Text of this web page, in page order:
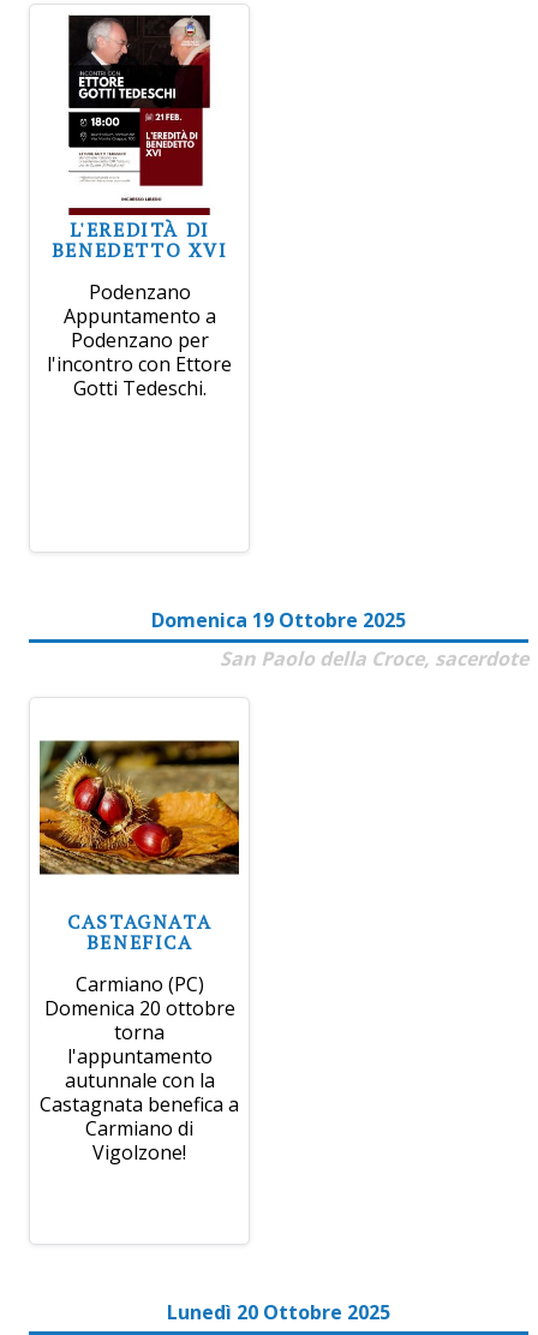
L'EREDITÀ DI
BENEDETTO XVI
Podenzano
Appuntamento a
Podenzano per
l'incontro con Ettore
Gotti Tedeschi.
Domenica 19 Ottobre 2025
San Paolo della Croce, sacerdote
CASTAGNATA
BENEFICA
Carmiano (PC)
Domenica 20 ottobre
torna
l'appuntamento
autunnale con la
Castagnata benefica a
Carmiano di
Vigolzone!
Lunedì 20 Ottobre 2025